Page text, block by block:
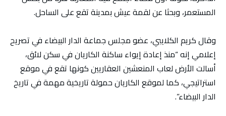
المستعمر، وبحثا عن لقمة عيش بمدينة تقع على الساحل.
وقال كريم الكلايبي، عضو مجلس جماعة الدار البيضاء في تصريح
إعلامي إنه “منذ إعادة إيواء ساكنة الكاريان في سكن لائق،
أسالت الأرض لعاب المنعشين العقاريين كونها تقع في موقع
استراتيجي، كما لموقع الكاريان حمولة تاريخية مهمة في تاريخ
الدار البيضاء”.